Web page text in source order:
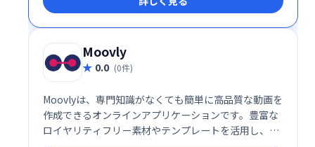
Moovly
0.0 (0件)
Moovlyは、専門知識がなくても簡単に高品質な動画を
作成できるオンラインアプリケーションです。豊富な
ロイヤリティフリー素材やテンプレートを活用し、写